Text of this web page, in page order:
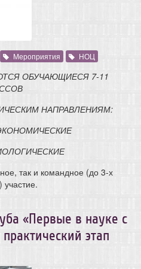
Мероприятия НОЦ
ОБУЧАЮЩИЕСЯ 7-11
НАПРАВЛЕНИЯМ:
так и командное (до 3-х
участие.
«Первые в науке с
этап